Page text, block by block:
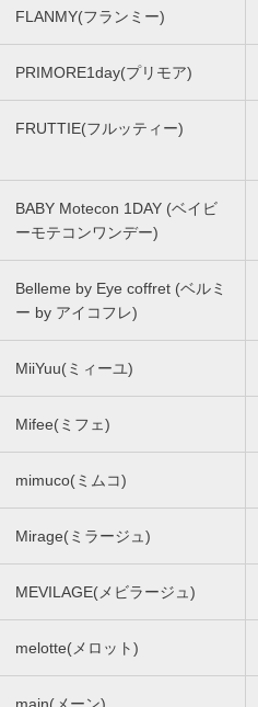
FLANMY(フランミー)
PRIMORE1day(プリモア)
FRUTTIE(フルッティー)
BABY Motecon 1DAY (ベイビ
ーモテコンワンデー)
Belleme by Eye coffret (ベルミ
ー by アイコフレ)
MiiYuu(ミィーユ)
Mifee(ミフェ)
mimuco(ミムコ)
Mirage(ミラージュ)
MEVILAGE(メビラージュ)
melotte(メロット)